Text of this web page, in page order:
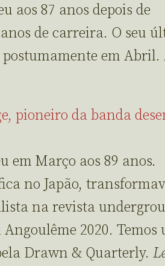
aos 87 anos depois de
de carreira. O seu
em Abril.
pioneiro da banda
em Março aos 89 anos.
no Japão,
na revista
2020. Temos
Drawn & Quarterly.